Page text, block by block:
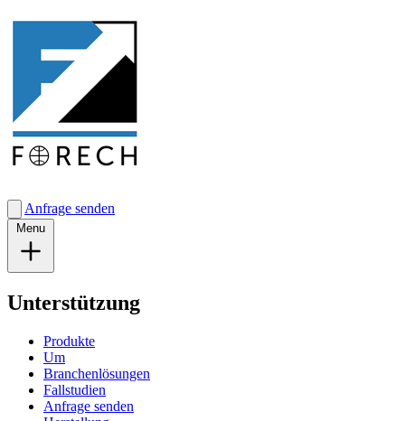
Anfrage senden
Unterstützung
Produkte
Um
Branchenlösungen
Fallstudien
Anfrage senden